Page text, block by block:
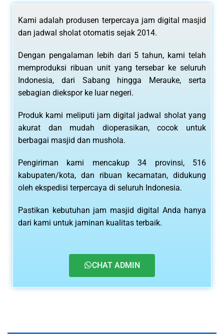
Kami adalah produsen terpercaya jam digital masjid
dan jadwal sholat otomatis sejak 2014.
Dengan pengalaman lebih dari 5 tahun, kami telah
memproduksi ribuan unit yang tersebar ke seluruh
Indonesia, dari Sabang hingga Merauke, serta
sebagian diekspor ke luar negeri.
Produk kami meliputi jam digital jadwal sholat yang
akurat dan mudah dioperasikan, cocok untuk
berbagai masjid dan mushola.
Pengiriman kami mencakup 34 provinsi, 516
kabupaten/kota, dan ribuan kecamatan, didukung
oleh ekspedisi terpercaya di seluruh Indonesia.
Pastikan kebutuhan jam masjid digital Anda hanya
dari kami untuk jaminan kualitas terbaik.
CHAT ADMIN